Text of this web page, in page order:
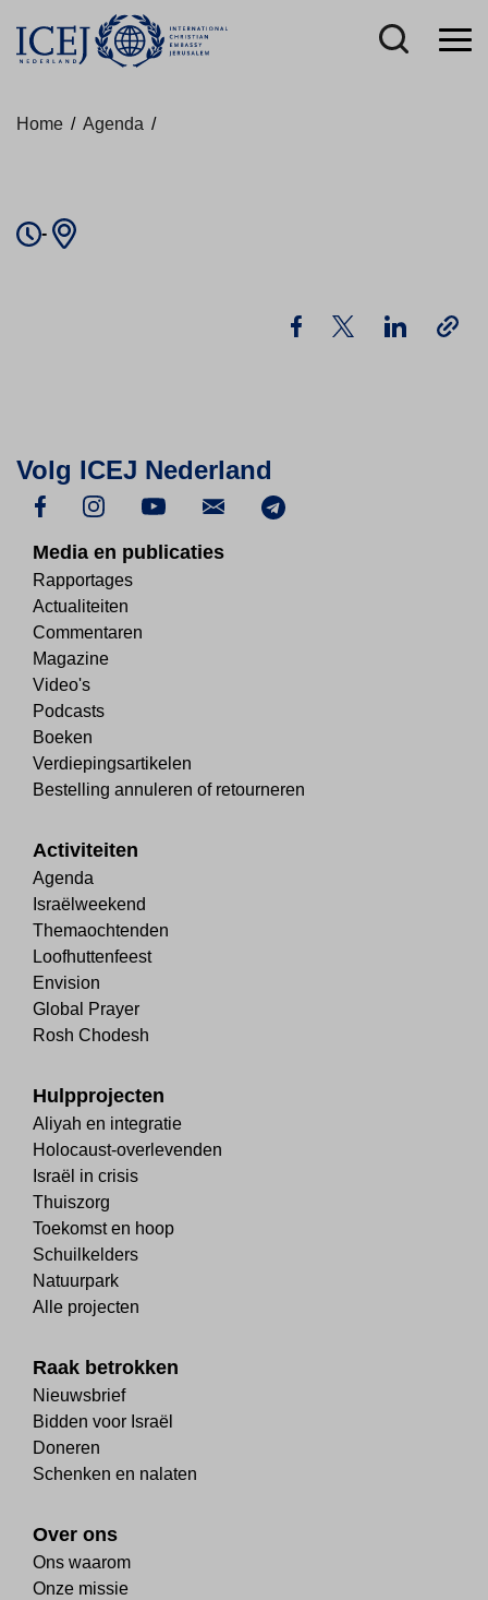
Home / Agenda /
-
Volg ICEJ Nederland
Media en publicaties
Rapportages
Actualiteiten
Commentaren
Magazine
Video's
Podcasts
Boeken
Verdiepingsartikelen
Bestelling annuleren of retourneren
Activiteiten
Agenda
Israëlweekend
Themaochtenden
Loofhuttenfeest
Envision
Global Prayer
Rosh Chodesh
Hulpprojecten
Aliyah en integratie
Holocaust-overlevenden
Israël in crisis
Thuiszorg
Toekomst en hoop
Schuilkelders
Natuurpark
Alle projecten
Raak betrokken
Nieuwsbrief
Bidden voor Israël
Doneren
Schenken en nalaten
Over ons
Ons waarom
Onze missie